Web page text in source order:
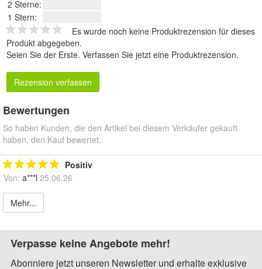
2 Sterne:
1 Stern:
Es wurde noch keine Produktrezension für dieses
Produkt abgegeben.
Seien Sie der Erste. Verfassen Sie jetzt eine Produktrezension.
Rezension verfassen
Bewertungen
So haben Kunden, die den Artikel bei diesem Verkäufer gekauft
haben, den Kauf bewertet.
Positiv
Von: a***l 25.06.26
Mehr...
Verpasse keine Angebote mehr!
Abonniere jetzt unseren Newsletter und erhalte exklusive